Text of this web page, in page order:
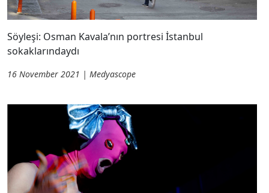
Söyleşi: Osman Kavala’nın portresi İstanbul
sokaklarındaydı
16 November 2021 | Medyascope